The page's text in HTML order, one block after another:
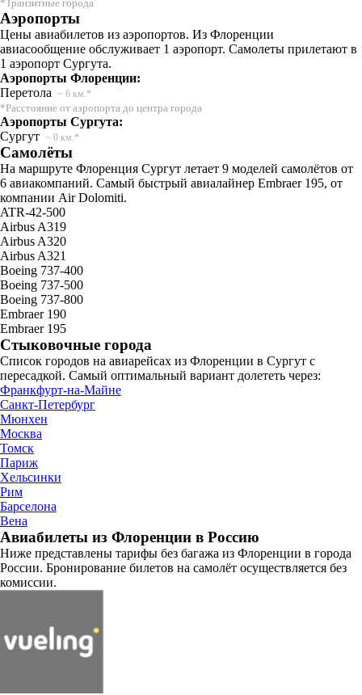
*Транзитные города
Аэропорты
Цены авиабилетов из аэропортов. Из Флоренции
авиасообщение обслуживает 1 аэропорт. Самолеты прилетают в
1 аэропорт Сургута.
Аэропорты Флоренции:
Перетола ~ 6 км.*
*Расстояние от аэропорта до центра города
Аэропорты Сургута:
Сургут ~ 0 км.*
Самолёты
На маршруте Флоренция Сургут летает 9 моделей самолётов от
6 авиакомпаний. Самый быстрый авиалайнер Embraer 195, от
компании Air Dolomiti.
ATR-42-500
Airbus A319
Airbus A320
Airbus A321
Boeing 737-400
Boeing 737-500
Boeing 737-800
Embraer 190
Embraer 195
Стыковочные города
Список городов на авиарейсах из Флоренции в Сургут с
пересадкой. Самый оптимальный вариант долететь через:
Франкфурт-на-Майне
Санкт-Петербург
Мюнхен
Москва
Томск
Париж
Хельсинки
Рим
Барселона
Вена
Авиабилеты из Флоренции в Россию
Ниже представлены тарифы без багажа из Флоренции в города
России. Бронирование билетов на самолёт осуществляется без
комиссии.